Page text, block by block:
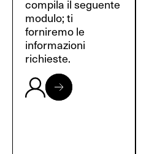
compila il seguente
modulo; ti
forniremo le
informazioni
richieste.